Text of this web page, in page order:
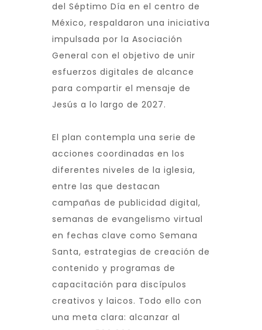
del Séptimo Día en el centro de
México, respaldaron una iniciativa
impulsada por la Asociación
General con el objetivo de unir
esfuerzos digitales de alcance
para compartir el mensaje de
Jesús a lo largo de 2027.
El plan contempla una serie de
acciones coordinadas en los
diferentes niveles de la iglesia,
entre las que destacan
campañas de publicidad digital,
semanas de evangelismo virtual
en fechas clave como Semana
Santa, estrategias de creación de
contenido y programas de
capacitación para discípulos
creativos y laicos. Todo ello con
una meta clara: alcanzar al